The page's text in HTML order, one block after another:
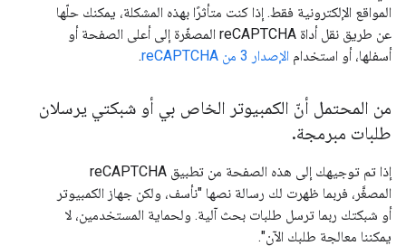
المواقع الإلكترونية فقط. إذا كنت متأثرًا بهذه المشكلة، يمكنك حلّها
عن طريق نقل أداة reCAPTCHA المصغّرة إلى أعلى الصفحة أو
أسفلها، أو استخدام الإصدار 3 من reCAPTCHA .
من المحتمل أنّ الكمبيوتر الخاص بي أو شبكتي يرسلان
طلبات مبرمجة.
إذا تم توجيهك إلى هذه الصفحة من تطبيق reCAPTCHA
المصغَّر، فربما ظهرت لك رسالة نصها "نأسف، ولكن جهاز الكمبيوتر
أو شبكتك ربما ترسل طلبات بحث آلية. ولحماية المستخدمين، لا
يمكننا معالجة طلبك الآن".